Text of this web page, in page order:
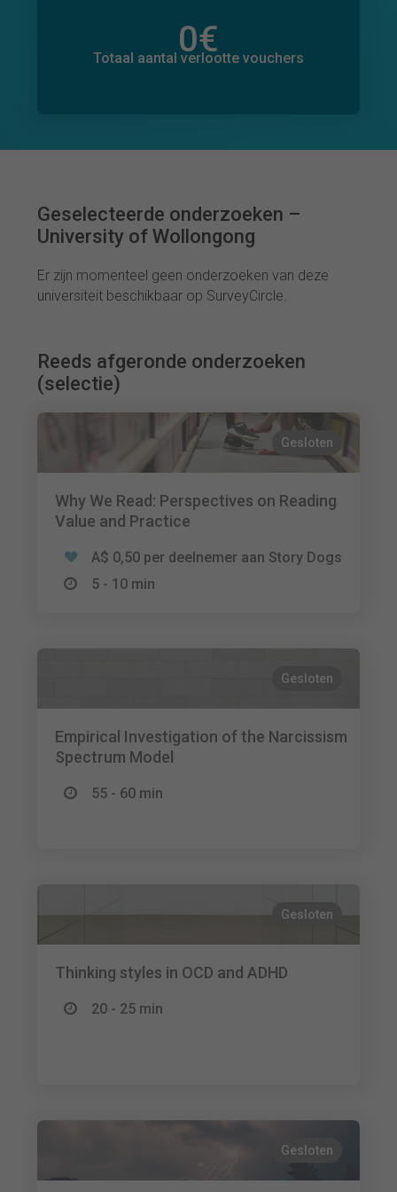
0€
Totaal aantal verlootte vouchers
0€
Totaal bedrag aan toegezegde donaties
Geselecteerde onderzoeken –
University of Wollongong
Er zijn momenteel geen onderzoeken van deze
universiteit beschikbaar op SurveyCircle.
Reeds afgeronde onderzoeken
(selectie)
Gesloten
Why We Read: Perspectives on Reading
Value and Practice
A$ 0,50 per deelnemer aan Story Dogs
5 - 10 min
Gesloten
Empirical Investigation of the Narcissism
Spectrum Model
55 - 60 min
Gesloten
Thinking styles in OCD and ADHD
20 - 25 min
Gesloten